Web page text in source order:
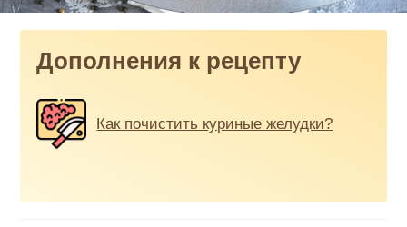
Дополнения к рецепту
Как почистить куриные желудки?